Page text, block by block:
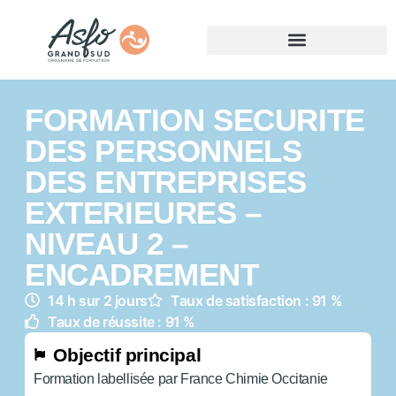
FORMATION SECURITE
DES PERSONNELS
DES ENTREPRISES
EXTERIEURES –
NIVEAU 2 –
ENCADREMENT
14 h sur 2 jours
Taux de satisfaction : 91 %
Taux de réussite : 91 %
Objectif principal
Formation labellisée par France Chimie Occitanie